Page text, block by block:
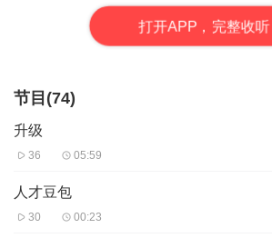
打开APP，完整收听
节目(74)
升级
36 05:59
人才豆包
30 00:23